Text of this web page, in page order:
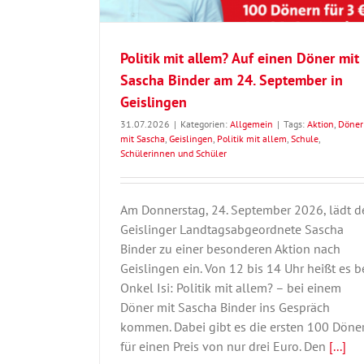
Politik mit allem? Auf einen Döner mit
Sascha Binder am 24. September in
Geislingen
31.07.2026 | Kategorien: Allgemein | Tags: Aktion Döner
mit Sascha Geislingen Politik mit allem Schule
Schülerinnen und Schüler
Am Donnerstag, 24. September 2026, lädt
Geislinger Landtagsabgeordnete Sascha
Binder zu einer besonderen Aktion nach
Geislingen ein. Von 12 bis 14 Uhr heißt es
Onkel Isi: Politik mit allem? – bei einem
Döner mit Sascha Binder ins Gespräch
kommen. Dabei gibt es die ersten 100
für einen Preis von nur drei Euro. Den [...]